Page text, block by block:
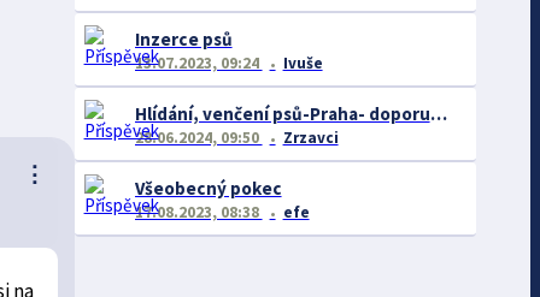
⋮
na
Inzerce psů
13.07.2023, 09:24 Ivuše
Hlídání, venčení psů-Praha- doporučení či naopak
28.06.2024, 09:50 Zrzavci
Všeobecný pokec
17.08.2023, 08:38 efe